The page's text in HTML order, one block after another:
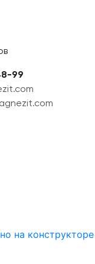
99
на